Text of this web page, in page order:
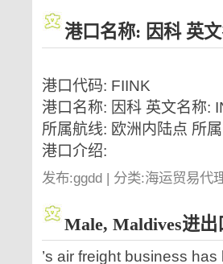
港口名称: 因科 英
港口代码: FIINK
港口名称: 因科 英文名称:
所属航线: 欧洲内陆点 所
港口介绍:
发布:ggdd | 分类:海运贸易代
Male, Maldives进出
’s air freight business